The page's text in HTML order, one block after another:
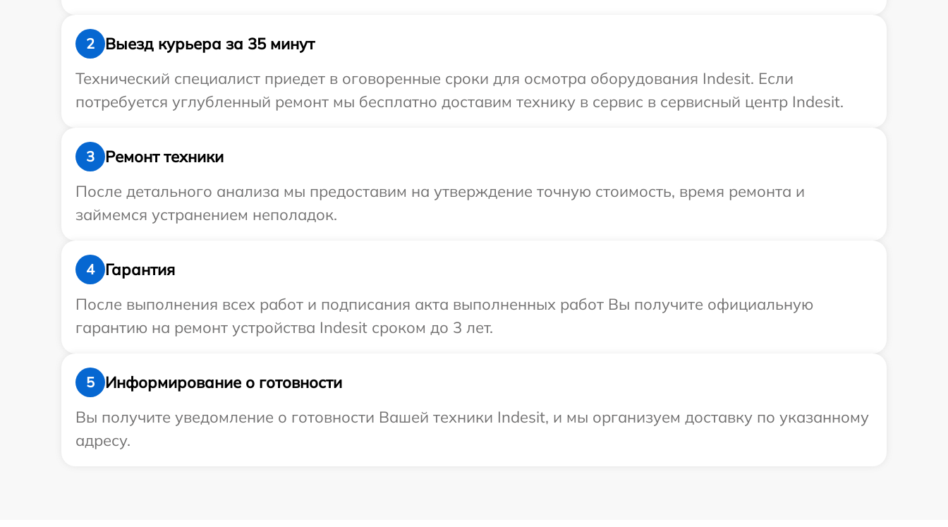
2
Выезд курьера за 35 минут
Технический специалист приедет в оговоренные сроки для осмотра оборудования Indesit. Если
потребуется углубленный ремонт мы бесплатно доставим технику в сервис в сервисный центр Indesit.
3
Ремонт техники
После детального анализа мы предоставим на утверждение точную стоимость, время ремонта и
займемся устранением неполадок.
4
Гарантия
После выполнения всех работ и подписания акта выполненных работ Вы получите официальную
гарантию на ремонт устройства Indesit сроком до 3 лет.
5
Информирование о готовности
Вы получите уведомление о готовности Вашей техники Indesit, и мы организуем доставку по указанному
адресу.